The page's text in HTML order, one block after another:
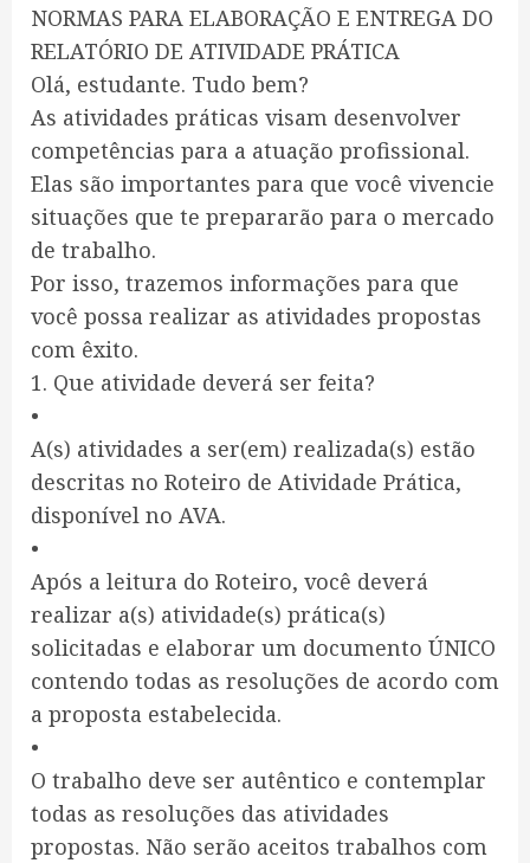
NORMAS PARA ELABORAÇÃO E ENTREGA DO
RELATÓRIO DE ATIVIDADE PRÁTICA
Olá, estudante. Tudo bem?
As atividades práticas visam desenvolver
competências para a atuação profissional.
Elas são importantes para que você vivencie
situações que te prepararão para o mercado
de trabalho.
Por isso, trazemos informações para que
você possa realizar as atividades propostas
com êxito.
1. Que atividade deverá ser feita?
•
A(s) atividades a ser(em) realizada(s) estão
descritas no Roteiro de Atividade Prática,
disponível no AVA.
•
Após a leitura do Roteiro, você deverá
realizar a(s) atividade(s) prática(s)
solicitadas e elaborar um documento ÚNICO
contendo todas as resoluções de acordo com
a proposta estabelecida.
•
O trabalho deve ser autêntico e contemplar
todas as resoluções das atividades
propostas. Não serão aceitos trabalhos com